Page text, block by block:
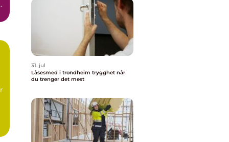
31. jul
Låsesmed i trondheim trygghet når
du trenger det mest